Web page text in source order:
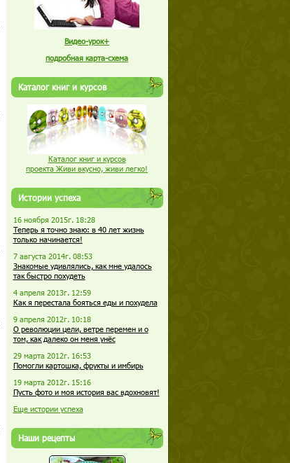
Видео-урок+
подробная карта-схема
Каталог книг и курсов
Каталог книг и курсов
проекта Живи вкусно, живи легко!
Истории успеха
16 ноября 2015г. 18:28
Теперь я точно знаю: в 40 лет жизнь
только начинается!
7 августа 2014г. 08:53
Знакомые удивлялись, как мне удалось
так быстро похудеть
4 апреля 2013г. 12:59
Как я перестала бояться еды и похудела
9 апреля 2012г. 10:18
О революции цели, ветре перемен и о
том, как далеко он меня унёс
29 марта 2012г. 16:53
Помогли картошка, фрукты и имбирь
19 марта 2012г. 15:16
Пусть фото и моя история вас вдохновят!
Еще истории успеха
Наши рецепты